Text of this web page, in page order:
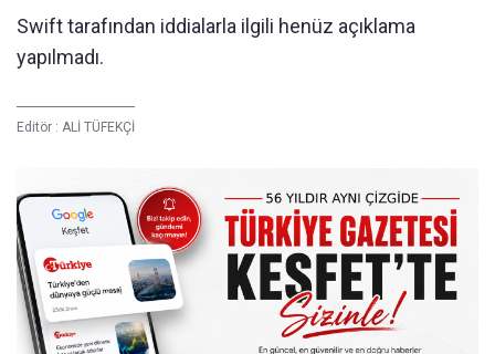
Swift tarafından iddialarla ilgili henüz açıklama
yapılmadı.
Editör : ALİ TÜFEKÇİ